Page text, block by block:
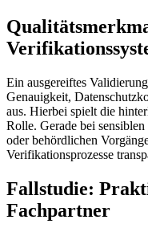
Ein ausgereiftes
Genauigkeit,
aus. Hierbei spielt die
Rolle. Gerade bei
oder behördlichen
Verifikationsprozesse
Fallstudie:
Fachpartner